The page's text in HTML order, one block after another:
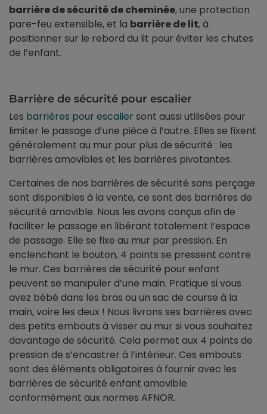
barrière de sécurité de cheminée, une protection
pare-feu extensible, et la barrière de lit, à
positionner sur le rebord du lit pour éviter les chutes
de l’enfant.
Barrière de sécurité pour escalier
Les barrières pour escalier sont aussi utilisées pour
limiter le passage d’une pièce à l’autre. Elles se fixent
généralement au mur pour plus de sécurité : les
barrières amovibles et les barrières pivotantes.
Certaines de nos barrières de sécurité sans perçage
sont disponibles à la vente, ce sont des barrières de
sécurité amovible. Nous les avons conçus afin de
faciliter le passage en libérant totalement l’espace
de passage. Elle se fixe au mur par pression. En
enclenchant le bouton, 4 points se pressent contre
le mur. Ces barrières de sécurité pour enfant
peuvent se manipuler d’une main. Pratique si vous
avez bébé dans les bras ou un sac de course à la
main, voire les deux ! Nous livrons ses barrières avec
des petits embouts à visser au mur si vous souhaitez
davantage de sécurité. Cela permet aux 4 points de
pression de s’encastrer à l’intérieur. Ces embouts
sont des éléments obligatoires à fournir avec les
barrières de sécurité enfant amovible
conformément aux normes AFNOR.